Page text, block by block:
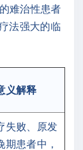
难治性患者
法强大的临
义解释
失败、原发
期患者中，